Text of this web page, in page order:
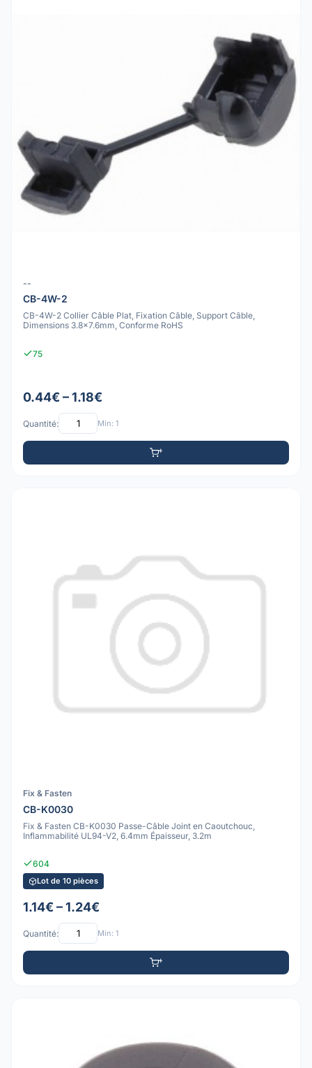
--
CB-4W-2
CB-4W-2 Collier Câble Plat, Fixation Câble, Support Câble,
Dimensions 3.8x7.6mm, Conforme RoHS
75
0.44€ – 1.18€
Quantité: Min: 1
Fix & Fasten
CB-K0030
Fix & Fasten CB-K0030 Passe-Câble Joint en Caoutchouc,
Inflammabilité UL94-V2, 6.4mm Épaisseur, 3.2m
604
Lot de 10 pièces
1.14€ – 1.24€
Quantité: Min: 1